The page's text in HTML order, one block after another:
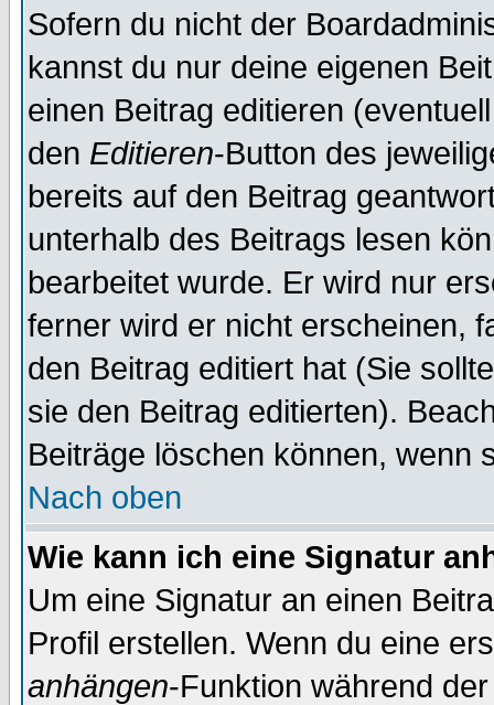
Sofern du nicht der
kannst du nur deine eigenen
einen Beitrag editieren
den Editieren-Button des
bereits auf den Beitrag
unterhalb des Beitrags lesen
bearbeitet wurde. Er wird nur
ferner wird er nicht erscheinen,
den Beitrag editiert hat (Sie
sie den Beitrag editierten).
Beiträge löschen können, wenn
Nach oben
Wie kann ich eine Signatur
Um eine Signatur an einen
Profil erstellen. Wenn du eine
anhängen-Funktion während